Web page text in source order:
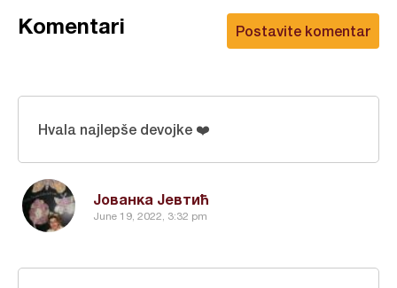
Postavite komentar
Komentari
Јованка Јевтић
June 19, 2022, 3:32 pm
Hvala najlepše devojke ❤️